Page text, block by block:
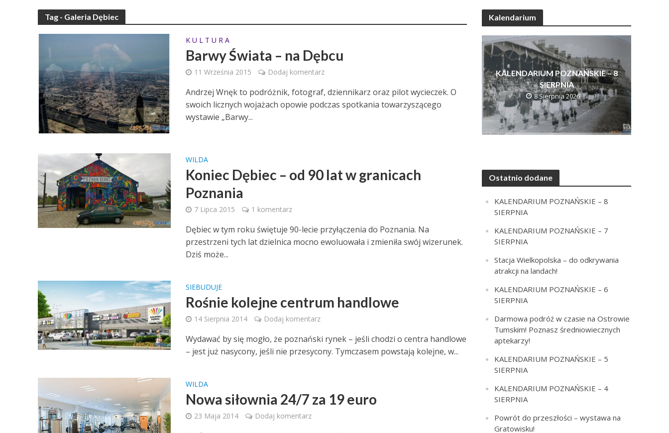
Tag - Galeria Dębiec
K U L T U R A
Barwy Świata – na Dębcu
11 Września 2015 Dodaj komentarz
Andrzej Wnęk to podróżnik, fotograf, dziennikarz oraz pilot wycieczek. O
swoich licznych wojażach opowie podczas spotkania towarzyszącego
wystawie „Barwy...
WILDA
Koniec Dębiec – od 90 lat w granicach
Poznania
7 Lipca 2015 1 komentarz
Dębiec w tym roku świętuje 90-lecie przyłączenia do Poznania. Na
przestrzeni tych lat dzielnica mocno ewoluowała i zmieniła swój wizerunek.
Dziś może...
SIEBUDUJE
Rośnie kolejne centrum handlowe
14 Sierpnia 2014 Dodaj komentarz
Wydawać by się mogło, że poznański rynek – jeśli chodzi o centra handlowe
– jest już nasycony, jeśli nie przesycony. Tymczasem powstają kolejne, w...
WILDA
Nowa siłownia 24/7 za 19 euro
23 Maja 2014 Dodaj komentarz
Kalendarium
KALENDARIUM POZNAŃSKIE – 8
SIERPNIA
8 Sierpnia 2026
Ostatnio dodane
KALENDARIUM POZNAŃSKIE – 8
SIERPNIA
KALENDARIUM POZNAŃSKIE – 7
SIERPNIA
Stacja Wielkopolska – do odkrywania
atrakcji na landach!
KALENDARIUM POZNAŃSKIE – 6
SIERPNIA
Darmowa podróż w czasie na Ostrowie
Tumskim! Poznasz średniowiecznych
aptekarzy!
KALENDARIUM POZNAŃSKIE – 5
SIERPNIA
KALENDARIUM POZNAŃSKIE – 4
SIERPNIA
Powrót do przeszłości – wystawa na
Gratowisku!